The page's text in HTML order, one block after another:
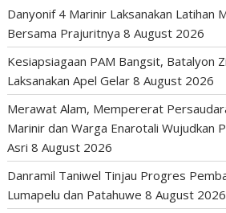
Danyonif 4 Marinir Laksanakan Latihan
Bersama Prajuritnya 8 August 2026
Kesiapsiagaan PAM Bangsit, Batalyon
Laksanakan Apel Gelar 8 August 2026
Merawat Alam, Mempererat
Marinir dan Warga Enarotali Wujudkan
Asri 8 August 2026
Danramil Taniwel Tinjau Progres
Lumapelu dan Patahuwe 8 August 2026